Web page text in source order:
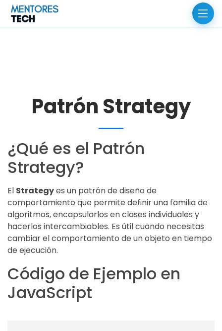
Patrón Strategy
¿Qué es el Patrón
Strategy?
El Strategyes un patrón de diseño de
comportamiento que permite definir una familia de
algoritmos, encapsularlos en clases individuales y
hacerlos intercambiables. Es útil cuando necesitas
cambiar el comportamiento de un objeto en tiempo
de ejecución.
Código de Ejemplo en
JavaScript